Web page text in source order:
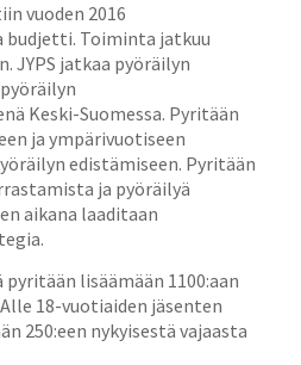
vuoden 2016
Toiminta jatkuu
JYPS jatkaa pyöräilyn
Keski-Suomessa. Pyritään
ja ympärivuotiseen
edistämiseen. Pyritään
ja pyöräilyä
aikana laaditaan
lisäämään 1100:aan
18-vuotiaiden jäsenten
250:een nykyisestä vajaasta